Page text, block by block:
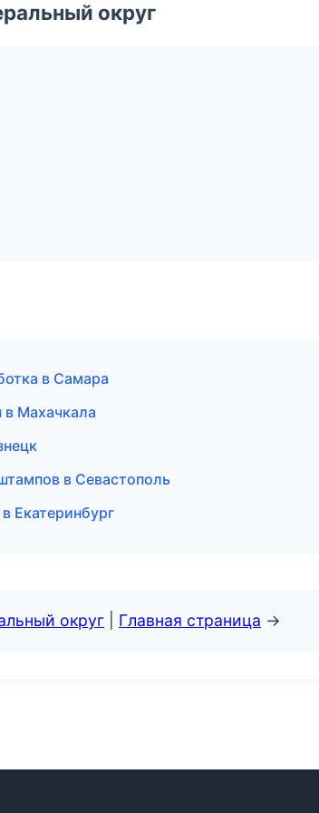
округ
в Самара
Махачкала
в Севастополь
Екатеринбург
округ Главная страница →